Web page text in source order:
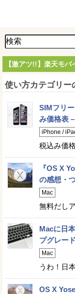
【激アツ!!】楽天モ
使い方カテゴリー
SIMフリ
み価格表
iPhone /
税込み価
『OS X
の感想・
Mac
無料だし
Macに日
プグレー
Mac
うわ！日
OS X